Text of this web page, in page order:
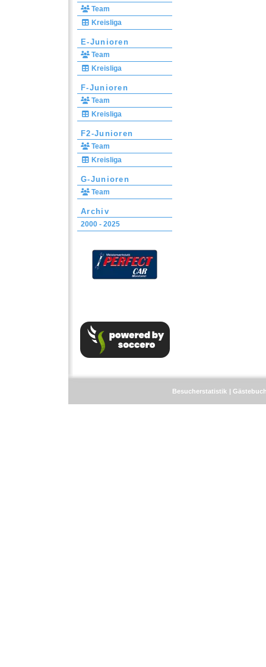
Team
Kreisliga
E-Junioren
Team
Kreisliga
F-Junioren
Team
Kreisliga
F2-Junioren
Team
Kreisliga
G-Junioren
Team
Archiv
2000 - 2025
Besucherstatistik